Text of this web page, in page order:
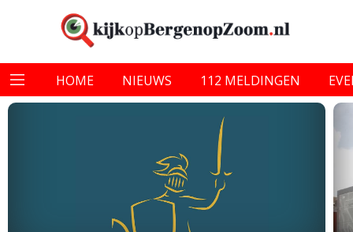
HOME NIEUWS 112 MELDINGEN